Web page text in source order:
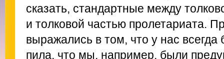
сказать, стандартные между
и толковой частью пролетариата.
выражались в том, что у нас всегда
пила, что мы, например, были